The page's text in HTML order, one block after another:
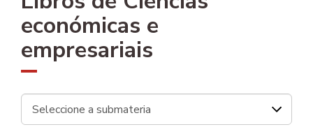
económicas e
empresariais